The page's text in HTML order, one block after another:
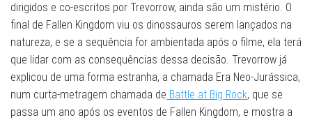
dirigidos e co-escritos por Trevorrow, ainda são um mistério. O
final de Fallen Kingdom viu os dinossauros serem lançados na
natureza, e se a sequência for ambientada após o filme, ela terá
que lidar com as consequências dessa decisão. Trevorrow já
explicou de uma forma estranha, a chamada Era Neo-Jurássica,
num curta-metragem chamada de Battle at Big Rock, que se
passa um ano após os eventos de Fallen Kingdom, e mostra a